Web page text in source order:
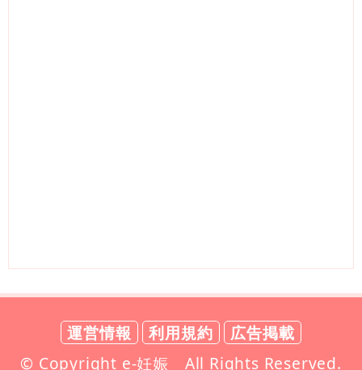
運営情報 利用規約
広告掲載
© Copyright e-妊娠 All Rights Reserved.